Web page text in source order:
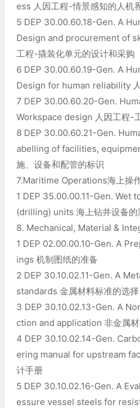
ess 人因工程-情景感知的人机
5 DEP 30.00.60.18-Gen. A
Design and procurement of
工程-撬装化单元的设计和采购
6 DEP 30.00.60.19-Gen. A
Design for human reliability
7 DEP 30.00.60.20-Gen.
Workspace design 人因工程-
8 DEP 30.00.60.21-Gen.
abelling of facilities,
施、设备和配管的标识
7.Maritime Operations海上操
1 DEP 35.00.00.11-Gen. Wet
(drilling) units 海上钻井设备的
8. Mechanical, Material &
1 DEP 02.00.00.10-Gen. A
ings 机制图纸的准备
2 DEP 30.10.02.11-Gen. A
standards 金属材料标准的选择
3 DEP 30.10.02.13-Gen. A
ction and application 非金属
4 DEP 30.10.02.14-Gen.
ering manual for upstream
计手册
5 DEP 30.10.02.16-Gen. A
essure vessel steels for